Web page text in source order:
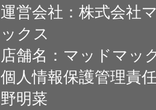
運営会社：株式会社
ックス
店舗名：マッドマッ
個人情報保護管理責
野明菜